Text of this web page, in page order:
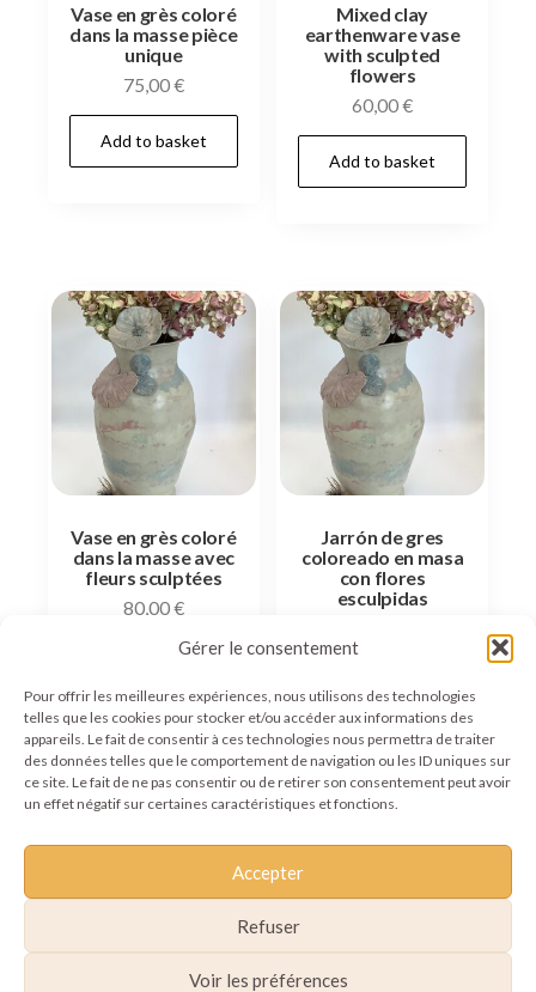
Gérer le consentement
Pour offrir les meilleures expériences, nous utilisons des technologies
telles que les cookies pour stocker et/ou accéder aux informations des
appareils. Le fait de consentir à ces technologies nous permettra de traiter
des données telles que le comportement de navigation ou les ID uniques sur
ce site. Le fait de ne pas consentir ou de retirer son consentement peut avoir
un effet négatif sur certaines caractéristiques et fonctions.
Accepter
Refuser
Voir les préférences
Vase en grès coloré
dans la masse pièce
unique
75,00€
Add to basket
Mixed clay
earthenware vase
with sculpted
flowers
60,00€
Add to basket
Vase en grès coloré
dans la masse avec
fleurs sculptées
80,00€
Jarrón de gres
coloreado en masa
con flores
esculpidas